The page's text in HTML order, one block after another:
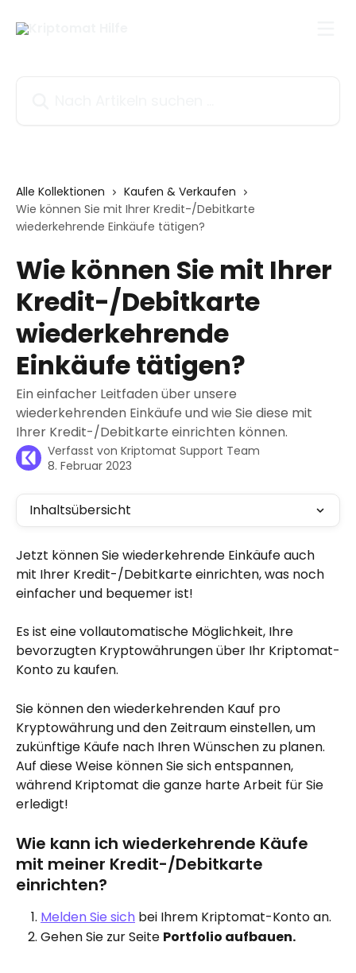
Alle Kollektionen
Kaufen & Verkaufen
Wie können Sie mit Ihrer Kredit-/Debitkarte
wiederkehrende Einkäufe tätigen?
Wie können Sie mit Ihrer
Kredit-/Debitkarte
wiederkehrende
Einkäufe tätigen?
Ein einfacher Leitfaden über unsere
wiederkehrenden Einkäufe und wie Sie diese mit
Ihrer Kredit-/Debitkarte einrichten können.
Verfasst von Kriptomat Support Team
8. Februar 2023
Inhaltsübersicht
Jetzt können Sie wiederkehrende Einkäufe auch
mit Ihrer Kredit-/Debitkarte einrichten, was noch
einfacher und bequemer ist!
Es ist eine vollautomatische Möglichkeit, Ihre
bevorzugten Kryptowährungen über Ihr Kriptomat-
Konto zu kaufen.
Sie können den wiederkehrenden Kauf pro
Kryptowährung und den Zeitraum einstellen, um
zukünftige Käufe nach Ihren Wünschen zu planen.
Auf diese Weise können Sie sich entspannen,
während Kriptomat die ganze harte Arbeit für Sie
erledigt!
Wie kann ich wiederkehrende Käufe
mit meiner Kredit-/Debitkarte
einrichten?
Melden Sie sich bei Ihrem Kriptomat-Konto an.
Gehen Sie zur Seite Portfolio aufbauen.